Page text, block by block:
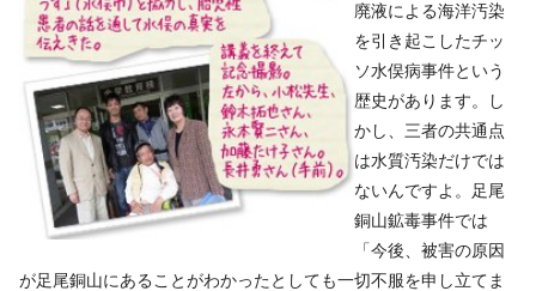
廃液による海洋汚染
を引き起こしたチッ
ソ水俣病事件という
歴史があります。し
かし、三者の共通点
は水質汚染だけでは
ないんですよ。足尾
銅山鉱毒事件では
「今後、被害の原因
が足尾銅山にあることがわかったとしても一切不服を申し立てま